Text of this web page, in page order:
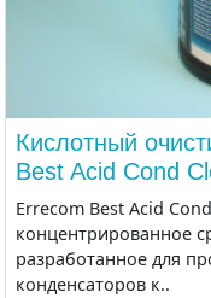
Кислотный
Best Acid Cond
Errecom Best Acid
концентрированное
разработанное для
конденсаторов к..